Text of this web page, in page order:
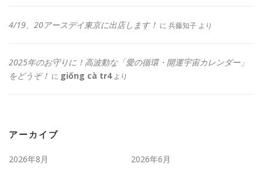
4/19、20アースデイ東京に出店します！ に 兵藤知子 より
2025年のお守りに！高波動な「愛の循環・開運宇宙カレンダー」
をどうぞ！ に giống cà tr4より
アーカイブ
2026年8月
2026年6月